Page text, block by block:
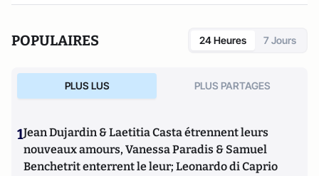
POPULAIRES 24 Heures 7 Jours
PLUS LUS PLUS PARTAGES
1Jean Dujardin & Laetitia Casta étrennent leurs
nouveaux amours, Vanessa Paradis & Samuel
Benchetrit enterrent le leur; Leonardo di Caprio